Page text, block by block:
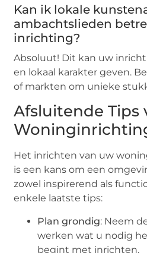
Kan ik lokale
ambachtslieden
inrichting?
Absoluut! Dit kan uw
en lokaal karakter geven.
of markten om unieke
Afsluitende Tips
Het inrichten van uw
is een kans om een
zowel inspirerend als
enkele laatste tips:
Plan grondig: Neem
werken wat u nodig
begint met inrichten.